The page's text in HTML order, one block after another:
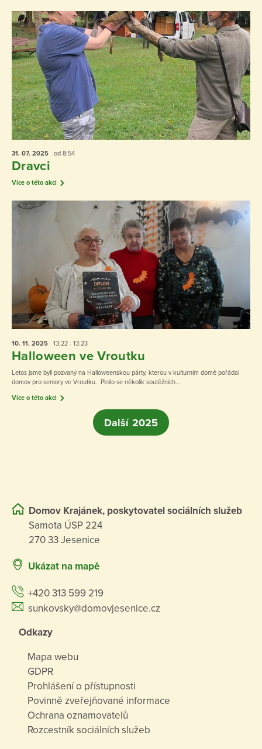
31. 07. 2025 od 8:54
Dravci
Více o této akci
10. 11. 2025 13:22 - 13:23
Halloween ve Vroutku
Letos jsme byli pozvaný na Halloweenskou párty, kterou v kulturním domě pořádal
domov pro seniory ve Vroutku. Plnilo se několik soutěžních...
Více o této akci
Další 2025
Domov Krajánek, poskytovatel sociálních služeb
Samota ÚSP 224
270 33 Jesenice
Ukázat na mapě
+420 313 599 219
sunkovsky@domovjesenice.cz
Odkazy
Mapa webu
GDPR
Prohlášení o přístupnosti
Povinně zveřejňované informace
Ochrana oznamovatelů
Rozcestník sociálních služeb